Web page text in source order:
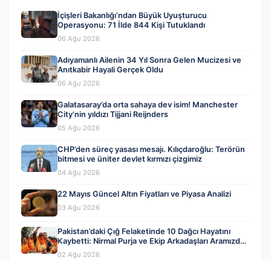
İçişleri Bakanlığı’ndan Büyük Uyuşturucu
Operasyonu: 71 İlde 844 Kişi Tutuklandı
06 Ağu 2026
Adıyamanlı Ailenin 34 Yıl Sonra Gelen Mucizesi ve
Anıtkabir Hayali Gerçek Oldu
06 Ağu 2026
Galatasaray’da orta sahaya dev isim! Manchester
City’nin yıldızı Tijjani Reijnders
05 Ağu 2026
CHP’den süreç yasası mesajı. Kılıçdaroğlu: Terörün
bitmesi ve üniter devlet kırmızı çizgimiz
04 Ağu 2026
22 Mayıs Güncel Altın Fiyatları ve Piyasa Analizi
03 Ağu 2026
Pakistan’daki Çığ Felaketinde 10 Dağcı Hayatını
Kaybetti: Nirmal Purja ve Ekip Arkadaşları Aramızdan
Ayrıldı
02 Ağu 2026